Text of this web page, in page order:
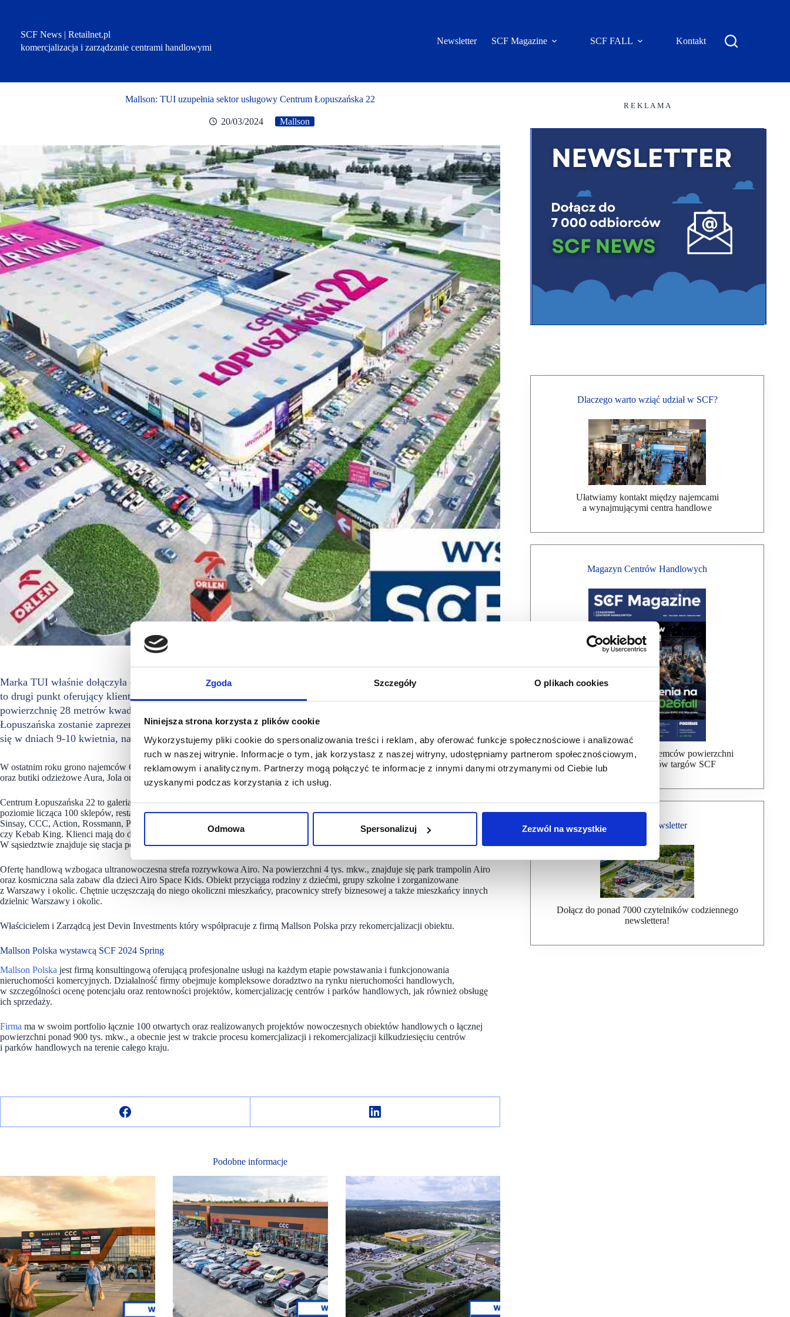
Zgoda Szczegóły O plikach cookies
Niniejsza strona korzysta z plików cookie
Wykorzystujemy pliki cookie do spersonalizowania treści i reklam, aby oferować funkcje społecznościowe i analizować
ruch w naszej witrynie. Informacje o tym, jak korzystasz z naszej witryny, udostępniamy partnerom społecznościowym,
reklamowym i analitycznym. Partnerzy mogą połączyć te informacje z innymi danymi otrzymanymi od Ciebie lub
uzyskanymi podczas korzystania z ich usług.
Odmowa Spersonalizuj Zezwól na wszystkie
SCF News | Retailnet.pl
komercjalizacja i zarządzanie centrami handlowymi
Newsletter SCF Magazine SCF FALL Kontakt
Mallson: TUI uzupełnia sektor usługowy Centrum Łopuszańska 22
20/03/2024 Mallson
Marka TUI właśnie dołączyła do grona najemców Centrum Łopuszańska 22. Obok turoperatora Wakacje.pl, jest
to drugi punkt oferujący klientom możliwość wyboru atrakcyjnej oferty wypoczynkowej. Lokal zajmuje
powierzchnię 28 metrów kwadratowych i zlokalizowany jest naprzeciw kantoru wymiany walut. Centrum
Łopuszańska zostanie zaprezentowane na stoisku Mallson Polska, podczas targów
się w dniach 9-10 kwietnia, na stadionie Legii Warszawa.
W ostatnim roku grono najemców Centrum Łopuszańska 22 powiększyło się o takie marki jak: Apart, Greenpoint, Teletorium, MBank
oraz butiki odzieżowe Aura, Jola oraz Lavina.
Centrum Łopuszańska 22 to galeria o powierzchni 20 tys. metrów kwadratowych powierzchni handlowej usytuowanej na jednym
poziomie licząca 100 sklepów, restauracji i punktów usługowych. Kluczowi najemcy obiektu to m.in. Biedronka, Media Expert,
Sinsay, CCC, Action, Rossmann, Pepco, Tedi, KiK, Dealz, Ochnik, Natura, Recman, Esotiq, Monnari, Ziaja, 5-10-15, Maxi Zoo
czy Kebab King. Klienci mają do dyspozycji 1,3 tys. wygodnych naziemnych miejsc parkingowych zlokalizowanych wokół centrum.
W sąsiedztwie znajduje się stacja podmiejskiej kolejki WKD, z której korzystają mieszkańcy ościennych gmin.
Ofertę handlową wzbogaca ultranowoczesna strefa rozrywkowa Airo. Na powierzchni 4 tys. mkw., znajduje się park trampolin Airo
oraz kosmiczna sala zabaw dla dzieci Airo Space Kids. Obiekt przyciąga rodziny z dziećmi, grupy szkolne i zorganizowane
z Warszawy i okolic. Chętnie uczęszczają do niego okoliczni mieszkańcy, pracownicy strefy biznesowej a także mieszkańcy innych
dzielnic Warszawy i okolic.
Właścicielem i Zarządcą jest Devin Investments który współpracuje z firmą Mallson Polska przy rekomercjalizacji obiektu.
Mallson Polska wystawcą SCF 2024 Spring
Mallson Polska jest firmą konsultingową oferującą profesjonalne usługi na każdym etapie powstawania i funkcjonowania
nieruchomości komercyjnych. Działalność firmy obejmuje kompleksowe doradztwo na rynku nieruchomości handlowych,
w szczególności ocenę potencjału oraz rentowności projektów, komercjalizację centrów i parków handlowych, jak również obsługę
ich sprzedaży.
Firma ma w swoim portfolio łącznie 100 otwartych oraz realizowanych projektów nowoczesnych obiektów handlowych o łącznej
powierzchni ponad 900 tys. mkw., a obecnie jest w trakcie procesu komercjalizacji i rekomercjalizacji kilkudziesięciu centrów
i parków handlowych na terenie całego kraju.
Podobne informacje
R E K L A M A
Dlaczego warto wziąć udział w SCF?
Ułatwiamy kontakt między najemcami
a wynajmującymi centra handlowe
Magazyn Centrów Handlowych
Bezpłatna wysyłka dla najemców powierzchni
handlowej, uczestników targów SCF
Bezpłatny Newsletter
Dołącz do ponad 7000 czytelników codziennego
newslettera!